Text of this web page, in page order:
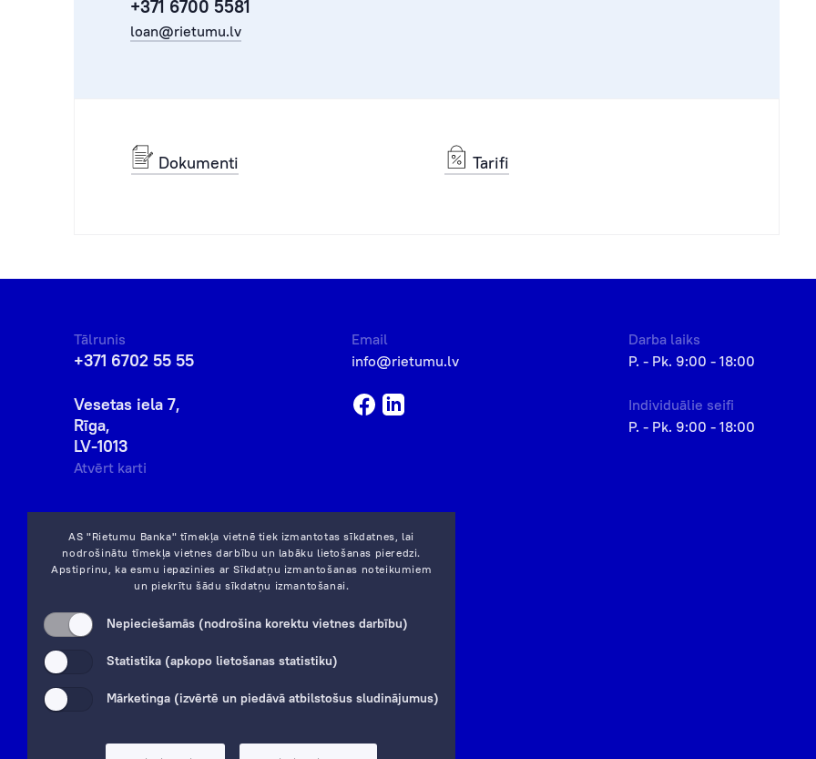
+371 6700 5581
loan@rietumu.lv
Dokumenti Tarifi
AS "Rietumu Banka" tīmekļa vietnē tiek izmantotas sīkdatnes, lai
nodrošinātu tīmekļa vietnes darbību un labāku lietošanas pieredzi.
Apstiprinu, ka esmu iepazinies arSīkdatņu izmantošanas noteikumiem
un piekrītu šādu sīkdatņu izmantošanai.
Nepieciešamās (nodrošina korektu vietnes darbību)
Statistika (apkopo lietošanas statistiku)
Mārketinga (izvērtē un piedāvā atbilstošus sludinājumus)
Tālrunis
+371 6702 55 55
Vesetas iela 7,
Rīga,
LV-1013
Atvērt karti
Email
info@rietumu.lv
Darba laiks
P. - Pk. 9:00 - 18:00
Individuālie seifi
P. - Pk. 9:00 - 18:00